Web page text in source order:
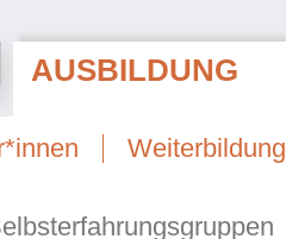
AUSBILDUNG
Weiterbildung